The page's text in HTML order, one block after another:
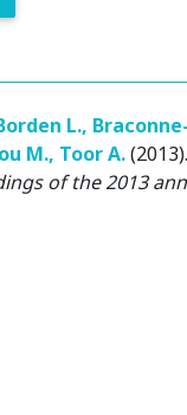
L.,
M., Toor A.(2013).
of the 2013